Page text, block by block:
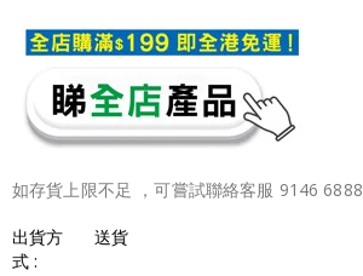
如存貨上限不足 ，可嘗試聯絡客服 9146 6888
出貨方
式 :
送貨